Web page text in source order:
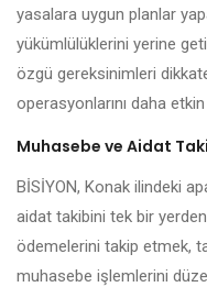
yasalara uygun planlar
yükümlülüklerini yerine
özgü gereksinimleri
operasyonlarını daha
Muhasebe ve Aidat
BİSİYON, Konak ilindeki
aidat takibini tek bir
ödemelerini takip etmek,
muhasebe işlemlerini